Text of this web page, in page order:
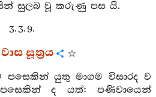
සුලබ වූ කරුණු පස යි.
3. 3. 9.
සූත්‍රය
පසෙකින් යුතු මාගම විසාරද ව
ද යත්: පණිවායෙන්